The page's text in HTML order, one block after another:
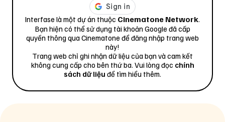
thiết bị có cơ chế hiển thị đơn giản như những
bảng chỉ dẫn, điều khiển, radar hay thiết bị quân
Interfase là một dự án thuộc Cinematone Network.
Bạn hiện có thể sử dụng tài khoản Google đã cấp
quyền thông qua Cinematone để đăng nhập trang web
này!
Trang web chỉ ghi nhận dữ liệu của bạn và cam kết
không cung cấp cho bên thứ ba. Vui lòng đọc chính
sách dữ liệu để tìm hiểu thêm.